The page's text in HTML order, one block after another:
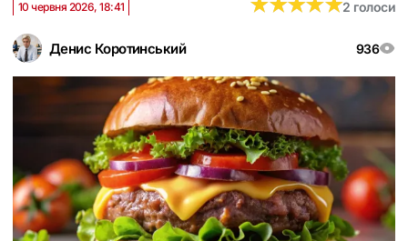
Денис Коротинський 936
10 червня 2026, 18:41 ★★★★★
★★★★★2 голоси